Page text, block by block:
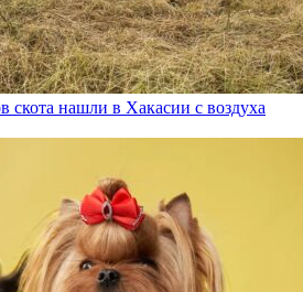
скота нашли в Хакасии с воздуха